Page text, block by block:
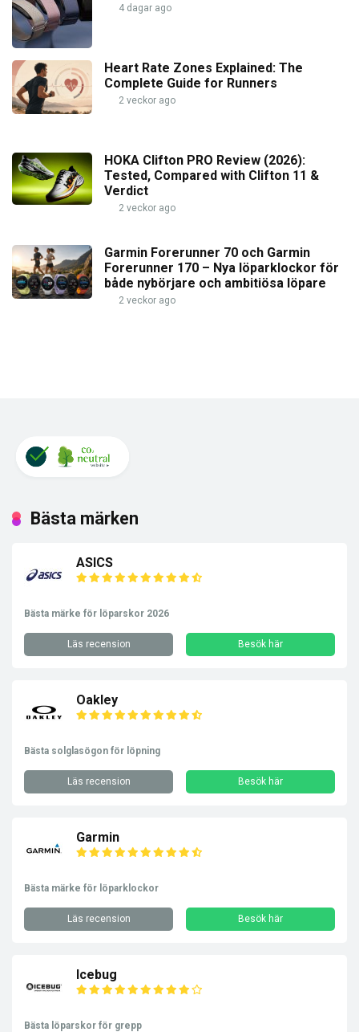
4 dagar ago
Heart Rate Zones Explained: The
Complete Guide for Runners
2 veckor ago
HOKA Clifton PRO Review (2026):
Tested, Compared with Clifton 11 &
Verdict
2 veckor ago
Garmin Forerunner 70 och Garmin
Forerunner 170 – Nya löparklockor för
både nybörjare och ambitiösa löpare
2 veckor ago
Bästa märken
ASICS
Bästa märke för löparskor 2026
Läs recension Besök här
Oakley
Bästa solglasögon för löpning
Läs recension Besök här
Garmin
Bästa märke för löparklockor
Läs recension Besök här
Icebug
Bästa löparskor för grepp